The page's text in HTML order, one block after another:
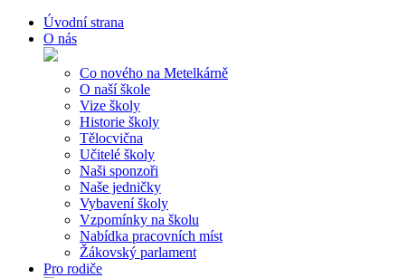
Úvodní strana
O nás
Co nového na Metelkárně
O naší škole
Vize školy
Historie školy
Tělocvična
Učitelé školy
Naši sponzoři
Naše jedničky
Vybavení školy
Vzpomínky na školu
Nabídka pracovních míst
Žákovský parlament
Pro rodiče